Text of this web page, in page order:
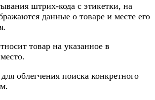
штрих-кода с этикетки, на
данные о товаре и месте его
товар на указанное в
облегчения поиска конкретного